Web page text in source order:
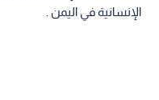
الإنسانية في اليمن .